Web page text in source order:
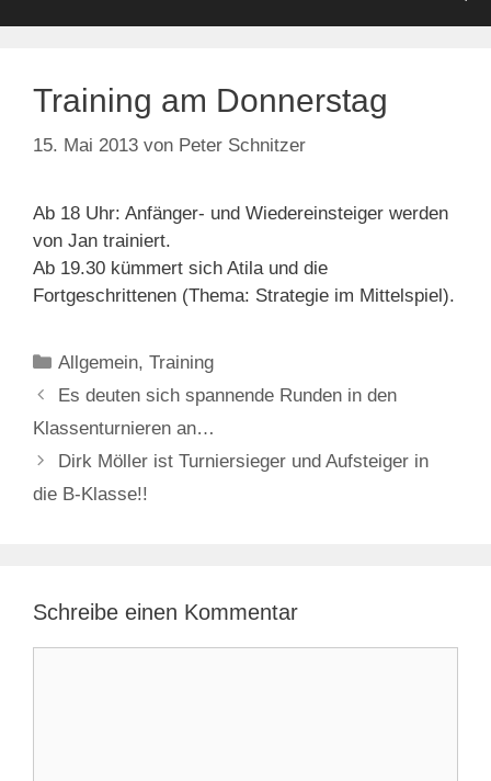
Training am Donnerstag
15. Mai 2013 von Peter Schnitzer
Ab 18 Uhr: Anfänger- und Wiedereinsteiger werden
von Jan trainiert.
Ab 19.30 kümmert sich Atila und die
Fortgeschrittenen (Thema: Strategie im Mittelspiel).
Kategorien
Allgemein,Training
Es deuten sich spannende Runden in den
Klassenturnieren an…
Dirk Möller ist Turniersieger und Aufsteiger in
die B-Klasse!!
Schreibe einen Kommentar